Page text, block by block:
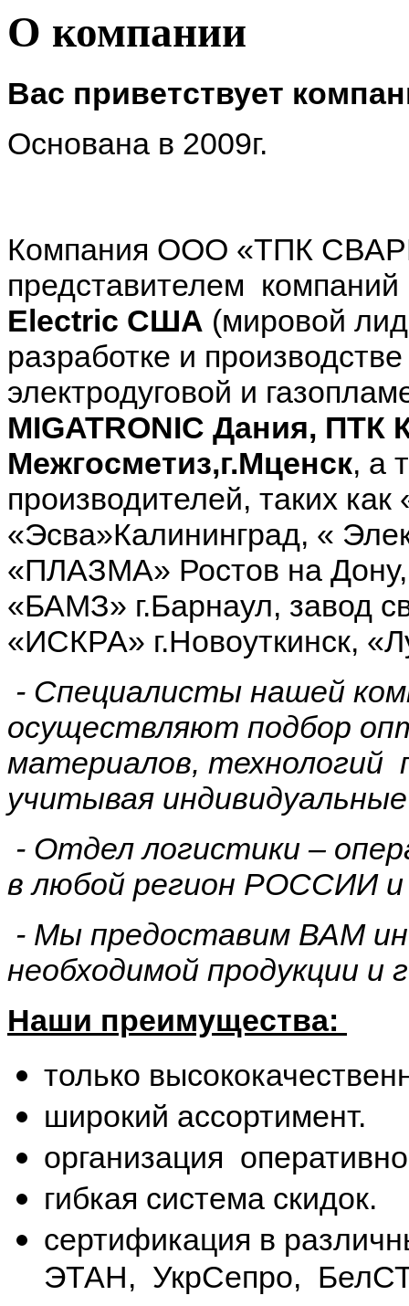
О компании
Вас приветствует
Основана в 2009г.
Компания ООО «ТПК
представителем
Electric США (мировой
разработке и
электродуговой и
MIGATRONIC Дания, ПТК
Межгосметиз,г.Мценск, а
производителей, таких
«Эсва»Калининград, «
«ПЛАЗМА» Ростов на Дону,
«БАМЗ» г.Барнаул, завод
«ИСКРА» г.Новоуткинск,
- Специалисты нашей
осуществляют подбор
материалов, технологий
учитывая
- Отдел логистики –
в любой регион РОССИИ
- Мы предоставим ВАМ
необходимой продукции и
Наши преимущества:
только
широкий ассортимент.
организация
гибкая система скидок.
сертификация в
ЭТАН, УкрСепро,